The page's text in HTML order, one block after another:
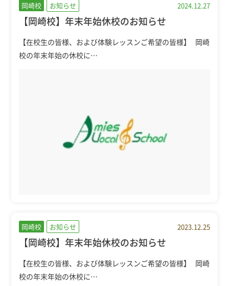
岡崎校 お知らせ 2024.12.27
【岡崎校】年末年始休校のお知らせ
【在校生の皆様、および体験レッスンご希望の皆様】 岡崎
校の年末年始の休校に…
岡崎校 お知らせ 2023.12.25
【岡崎校】年末年始休校のお知らせ
【在校生の皆様、および体験レッスンご希望の皆様】 岡崎
校の年末年始の休校に…